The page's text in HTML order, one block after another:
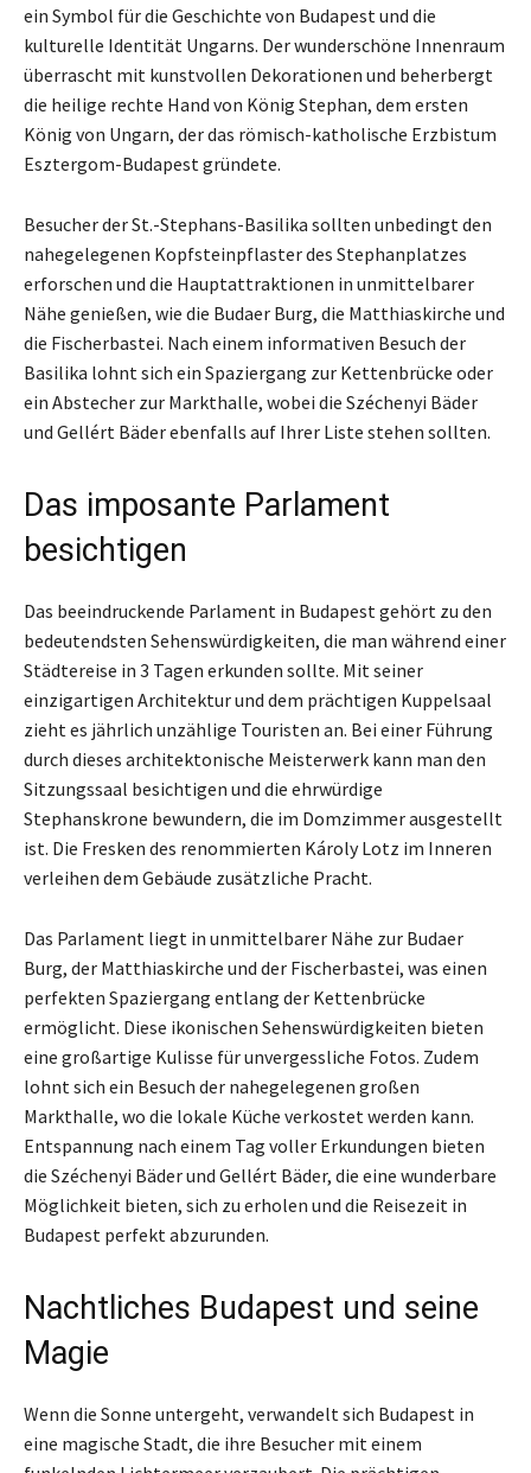
ein Symbol für die Geschichte von Budapest und die
kulturelle Identität Ungarns. Der wunderschöne Innenraum
überrascht mit kunstvollen Dekorationen und beherbergt
die heilige rechte Hand von König Stephan, dem ersten
König von Ungarn, der das römisch-katholische Erzbistum
Esztergom-Budapest gründete.
Besucher der St.-Stephans-Basilika sollten unbedingt den
nahegelegenen Kopfsteinpflaster des Stephanplatzes
erforschen und die Hauptattraktionen in unmittelbarer
Nähe genießen, wie die Budaer Burg, die Matthiaskirche und
die Fischerbastei. Nach einem informativen Besuch der
Basilika lohnt sich ein Spaziergang zur Kettenbrücke oder
ein Abstecher zur Markthalle, wobei die Széchenyi Bäder
und Gellért Bäder ebenfalls auf Ihrer Liste stehen sollten.
Das imposante Parlament
besichtigen
Das beeindruckende Parlament in Budapest gehört zu den
bedeutendsten Sehenswürdigkeiten, die man während einer
Städtereise in 3 Tagen erkunden sollte. Mit seiner
einzigartigen Architektur und dem prächtigen Kuppelsaal
zieht es jährlich unzählige Touristen an. Bei einer Führung
durch dieses architektonische Meisterwerk kann man den
Sitzungssaal besichtigen und die ehrwürdige
Stephanskrone bewundern, die im Domzimmer ausgestellt
ist. Die Fresken des renommierten Károly Lotz im Inneren
verleihen dem Gebäude zusätzliche Pracht.
Das Parlament liegt in unmittelbarer Nähe zur Budaer
Burg, der Matthiaskirche und der Fischerbastei, was einen
perfekten Spaziergang entlang der Kettenbrücke
ermöglicht. Diese ikonischen Sehenswürdigkeiten bieten
eine großartige Kulisse für unvergessliche Fotos. Zudem
lohnt sich ein Besuch der nahegelegenen großen
Markthalle, wo die lokale Küche verkostet werden kann.
Entspannung nach einem Tag voller Erkundungen bieten
die Széchenyi Bäder und Gellért Bäder, die eine wunderbare
Möglichkeit bieten, sich zu erholen und die Reisezeit in
Budapest perfekt abzurunden.
Nachtliches Budapest und seine
Magie
Wenn die Sonne untergeht, verwandelt sich Budapest in
eine magische Stadt, die ihre Besucher mit einem